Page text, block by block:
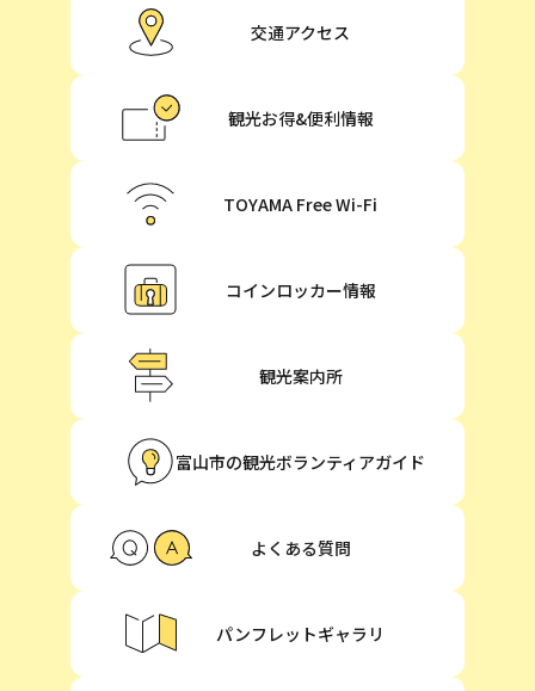
交通アクセス
観光お得&便利情報
TOYAMA Free Wi-Fi
コインロッカー情報
観光案内所
富山市の観光ボランティアガイド
よくある質問
パンフレットギャラリ